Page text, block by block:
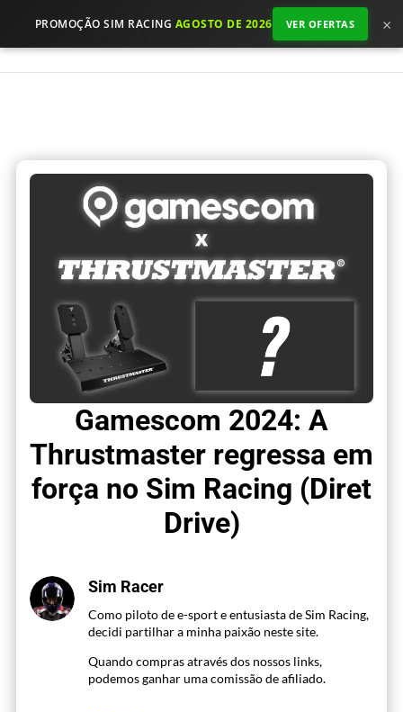
PROMOÇÃO SIM RACING AGOSTO DE 2026 VER OFERTAS ×
Gamescom 2024: A
Thrustmaster regressa em
força no Sim Racing (Diret
Drive)
Sim Racer
Como piloto de e-sport e entusiasta de Sim Racing,
decidi partilhar a minha paixão neste site.
Quando compras através dos nossos links,
podemos ganhar uma comissão de afiliado.